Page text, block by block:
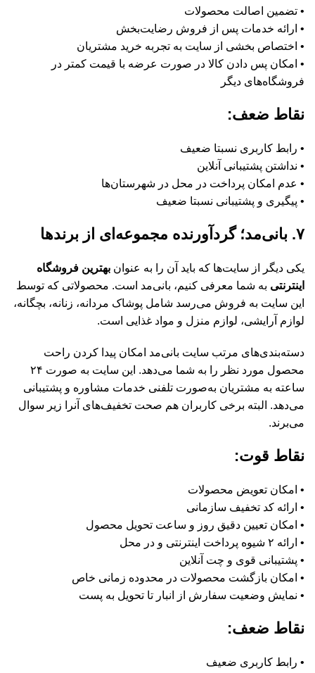
• تضمین اصالت محصولات
• ارائه خدمات پس از فروش رضایت‌بخش
• اختصاص بخشی از سایت به تجربه خرید مشتریان
• امکان پس دادن کالا در صورت عرضه با قیمت کمتر در
فروشگاه‌های دیگر
نقاط ضعف:
• رابط کاربری نسبتا ضعیف
• نداشتن پشتیبانی آنلاین
• عدم امکان پرداخت در محل در شهرستان‌ها
• پیگیری و پشتیبانی نسبتا ضعیف
۷. بانی‌مد؛ گردآورنده مجموعه‌ای از برند‌ها
یکی دیگر از سایت‌ها که باید آن را به عنوان بهترین فروشگاه
اینترنتی به شما معرفی کنیم، بانی‌مد است. محصولاتی که توسط
این سایت به فروش می‌رسد شامل پوشاک مردانه، زنانه، بچگانه،
لوازم آرایشی، لوازم منزل و مواد غذایی است.
دسته‌بندی‌های مرتب سایت بانی‌مد امکان پیدا کردن راحت
محصول مورد نظر را به شما می‌دهد. این سایت به صورت ۲۴
ساعته به مشتریان به‌صورت تلفنی خدمات مشاوره و پشتیبانی
می‌دهد. البته برخی کاربران هم صحت تخفیف‌های آنرا زیر سوال
می‌برند.
نقاط قوت:
• امکان تعویض محصولات
• ارائه کد تخفیف سازمانی
• امکان تعیین دقیق روز و ساعت تحویل محصول
• ارائه ۲ شیوه پرداخت اینترنتی و در محل
• پشتیبانی قوی و چت آنلاین
• امکان بازگشت محصولات در محدوده زمانی خاص
• نمایش وضعیت سفارش از انبار تا تحویل به پست
نقاط ضعف:
• رابط کاربری ضعیف